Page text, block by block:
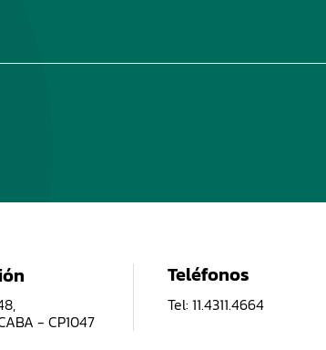
- CP1047
Teléfonos
Tel: 11.4311.4664